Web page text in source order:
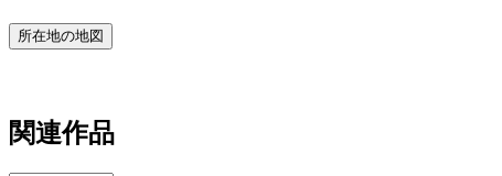
所在地の地図
関連作品